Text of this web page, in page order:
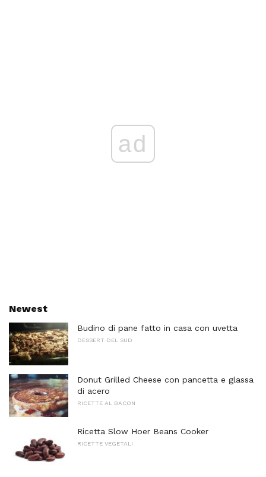
ad
Newest
Budino di pane fatto in casa con uvetta
DESSERT DEL SUD
Donut Grilled Cheese con pancetta e glassa
di acero
RICETTE AL BACON
Ricetta Slow Hoer Beans Cooker
RICETTE VEGETALI